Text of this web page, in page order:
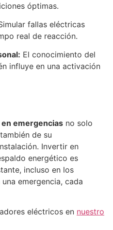
óptimas.
fallas eléctricas
real de reacción.
El conocimiento del
influye en una activación
emergencias no solo
de su
Invertir en
energético es
incluso en los
emergencia, cada
eléctricos en nuestro